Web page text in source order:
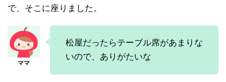
で、そこに座りました。
松屋だったらテーブル席があまりな
いので、ありがたいな